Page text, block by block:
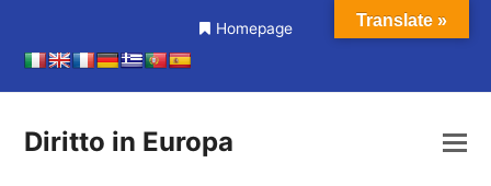
Homepage
Diritto in Europa
Translate »